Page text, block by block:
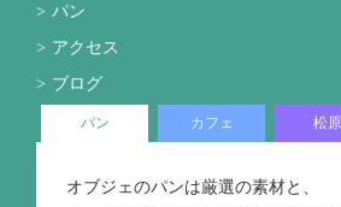
パン
アクセス
ブログ
パン カフェ 松原
オブジェのパンは厳選の素材と、